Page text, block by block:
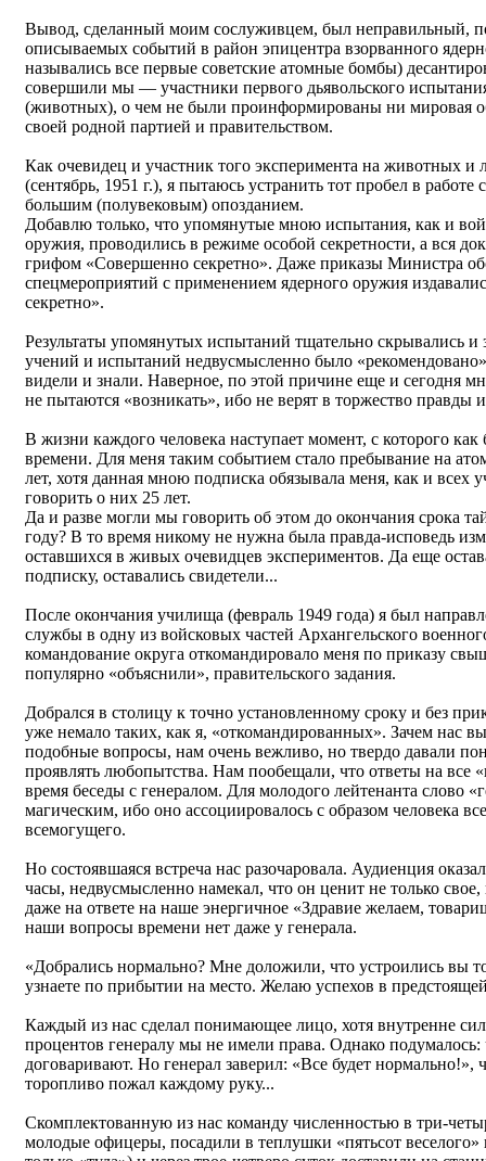
Вывод, сделанный моим сослуживцем, был неправильный,
описываемых событий в район эпицентра взорванного
назывались все первые советские атомные бомбы)
совершили мы — участники первого дьявольского
(животных), о чем не были проинформированы ни мировая
своей родной партией и правительством.
Как очевидец и участник того эксперимента на животных
(сентябрь, 1951 г.), я пытаюсь устранить тот пробел в
большим (полувековым) опозданием.
Добавлю только, что упомянутые мною испытания, как и
оружия, проводились в режиме особой секретности, а вся
грифом «Совершенно секретно». Даже приказы Министра
спецмероприятий с применением ядерного оружия
секретно».
Результаты упомянутых испытаний тщательно скрывались и
учений и испытаний недвусмысленно было
видели и знали. Наверное, по этой причине еще и сегодня
не пытаются «возникать», ибо не верят в торжество правды
В жизни каждого человека наступает момент, с которого как
времени. Для меня таким событием стало пребывание на
лет, хотя данная мною подписка обязывала меня, как и всех
говорить о них 25 лет.
Да и разве могли мы говорить об этом до окончания срока
году? В то время никому не нужна была правда-исповедь
оставшихся в живых очевидцев экспериментов. Да еще
подписку, оставались свидетели...
После окончания училища (февраль 1949 года) я был
службы в одну из войсковых частей Архангельского
командование округа откомандировало меня по приказу
популярно «объяснили», правительского задания.
Добрался в столицу к точно установленному сроку и без
уже немало таких, как я, «откомандированных». Зачем нас
подобные вопросы, нам очень вежливо, но твердо давали
проявлять любопытства. Нам пообещали, что ответы на
время беседы с генералом. Для молодого лейтенанта слово
магическим, ибо оно ассоциировалось с образом человека
всемогущего.
Но состоявшаяся встреча нас разочаровала. Аудиенция
часы, недвусмысленно намекал, что он ценит не только
даже на ответе на наше энергичное «Здравие желаем,
наши вопросы времени нет даже у генерала.
«Добрались нормально? Мне доложили, что устроились вы
узнаете по прибытии на место. Желаю успехов в
Каждый из нас сделал понимающее лицо, хотя внутренне
процентов генералу мы не имели права. Однако подумалось:
договаривают. Но генерал заверил: «Все будет
торопливо пожал каждому руку...
Скомплектованную из нас команду численностью в три-
молодые офицеры, посадили в теплушки «пятьсот веселого»